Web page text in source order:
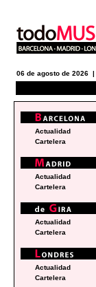
06 de agosto de 2026 |
Actualidad
Cartelera
Actualidad
Cartelera
Actualidad
Cartelera
Actualidad
Cartelera